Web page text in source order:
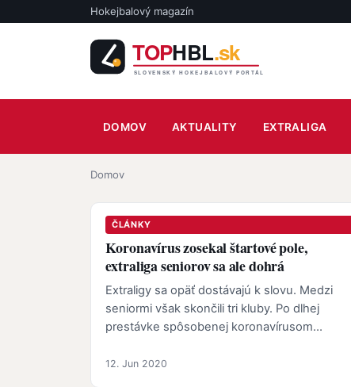
Skočiť na hlavný obsahHokejbalový magazín
Main navigation
DOMOV AKTUALITY EXTRALIGA
Omrvinka
Domov
ČLÁNKY
Koronavírus zosekal štartové pole,
extraliga seniorov sa ale dohrá
Extraligy sa opäť dostávajú k slovu. Medzi
seniormi však skončili tri kluby. Po dlhej
prestávke spôsobenej koronavírusom
12. Jun 2020